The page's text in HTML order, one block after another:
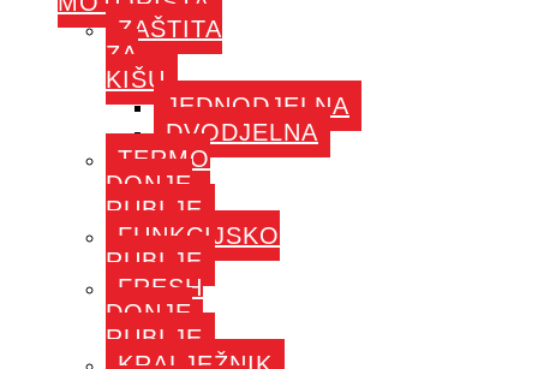
ZAŠTITA
ZA
KIŠU
JEDNODJELNA
DVODJELNA
TERMO
DONJE
RUBLJE
FUNKCIJSKO
RUBLJE
FRESH
DONJE
RUBLJE